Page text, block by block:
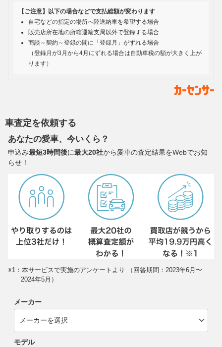
【ご注意】以下の場合などで支払総額が変わります
自宅などの指定の場所へ陸送納車を希望する場合
販売店所在地の所轄運輸支局以外で登録する場合
商談～契約～登録の間に「登録月」がずれる場合
（登録月が3月から4月にずれる場合は自動車税の額が大きく上が
ります）
車査定を依頼する
あなたの愛車、今いくら？
申込み最短3時間後に最大20社から愛車の査定結果をWebでお知
らせ！
※1：本サービスで実施のアンケートより （回答期間：2023年6月〜
2024年5月）
メーカー
モデル